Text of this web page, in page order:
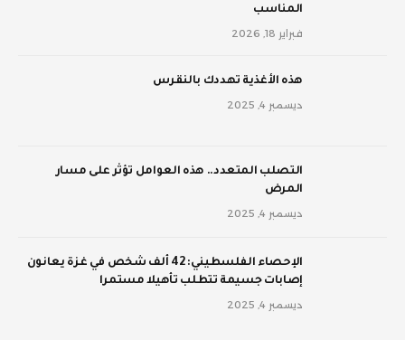
المناسب
فبراير 18, 2026
‫هذه الأغذية تهددك بالنقرس
ديسمبر 4, 2025
‫التصلب المتعدد.. هذه العوامل تؤثر على مسار
المرض
ديسمبر 4, 2025
الإحصاء الفلسطيني: 42 ألف شخص في غزة يعانون
إصابات جسيمة تتطلب تأهيلا مستمرا
ديسمبر 4, 2025